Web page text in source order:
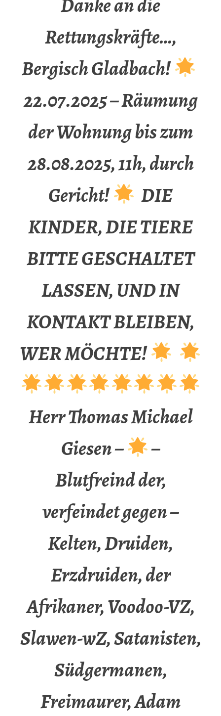
Rettungskräfte…,
Bergisch Gladbach!
22.07.2025 – Räumung
der Wohnung bis zum
28.08.2025, 11h, durch
Gericht!
DIE
KINDER, DIE TIERE
BITTE GESCHALTET
LASSEN, UND IN
KONTAKT BLEIBEN,
WER MÖCHTE!
Herr Thomas Michael
Giesen –
–
Blutfreind der,
verfeindet gegen –
Kelten, Druiden,
Erzdruiden, der
Afrikaner, Voodoo-VZ,
Slawen-wZ, Satanisten,
Südgermanen,
Freimaurer, Adam